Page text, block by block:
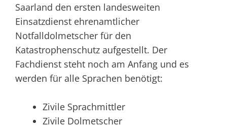
Saarland den ersten landesweiten
Einsatzdienst ehrenamtlicher
Notfalldolmetscher für den
Katastrophenschutz aufgestellt. Der
Fachdienst steht noch am Anfang und es
werden für alle Sprachen benötigt:
Zivile Sprachmittler
Zivile Dolmetscher